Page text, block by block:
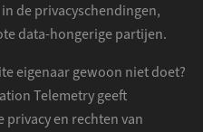
de privacyschendingen,
data-hongerige partijen.
eigenaar gewoon niet doet?
Telemetry geeft
en rechten van